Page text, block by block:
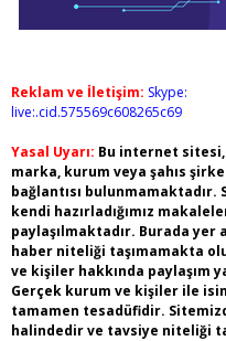
Reklam ve İletişim: Skype:
live:.cid.575569c608265c69
Yasal Uyarı: Bu internet
marka, kurum veya şahıs
bağlantısı bulunmamaktadır.
kendi hazırladığımız
paylaşılmaktadır. Burada
haber niteliği taşımamakta
ve kişiler hakkında paylaşım
Gerçek kurum ve kişiler ile
tamamen tesadüfidir.
halindedir ve tavsiye niteliği